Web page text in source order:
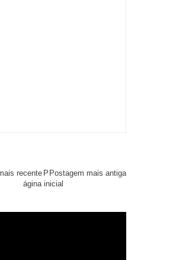
recente Postagem mais antiga
P
ágina inicial